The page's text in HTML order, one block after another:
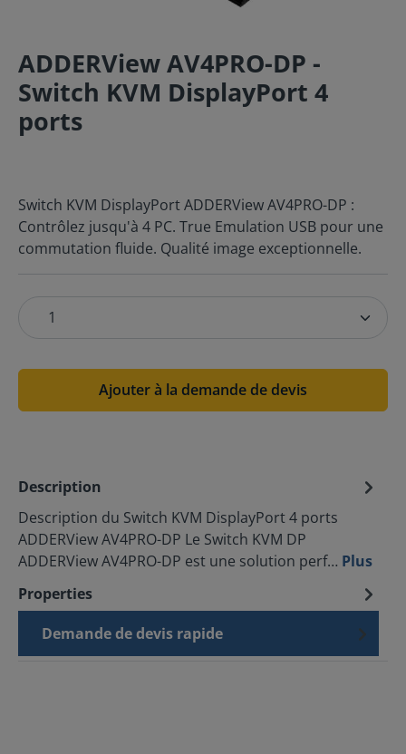
ADDERView AV4PRO-DP -
Switch KVM DisplayPort 4
ports
Switch KVM DisplayPort ADDERView AV4PRO-DP :
Contrôlez jusqu'à 4 PC. True Emulation USB pour une
commutation fluide. Qualité image exceptionnelle.
Ajouter à la demande de devis
Description
Description du Switch KVM DisplayPort 4 ports
ADDERView AV4PRO-DP Le Switch KVM DP
ADDERView AV4PRO-DP est une solution perf… Plus
Properties
Demande de devis rapide